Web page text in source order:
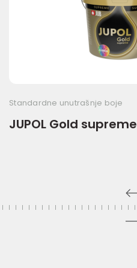
Standardne unutrašnje boje
JUPOL Gold supreme